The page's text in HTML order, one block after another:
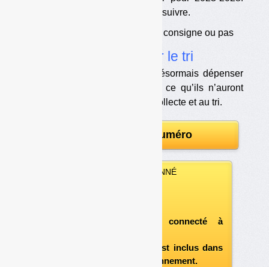
Les discussions doivent se poursuivre.
Un agrément pour 6 ans, consigne ou pas
Pas d’économies sur le tri
Les éco-organismes devront désormais dépenser
en soutiens à l’investissement ce qu’ils n’auront
pas dépensé en soutiens à la collecte et au tri.
Télécharger le numéro
VOUS ÊTES ABONNÉ
après vous être connecté à
et si le document est inclus dans
votre formule d'abonnement.